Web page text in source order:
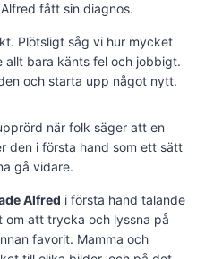
fått sin diagnos.
Plötsligt såg vi hur mycket
allt bara känts fel och jobbigt.
och starta upp något nytt.
när folk säger att en
den i första hand som ett sätt
gå vidare.
Alfred i första hand talande
att trycka och lyssna på
favorit. Mamma och